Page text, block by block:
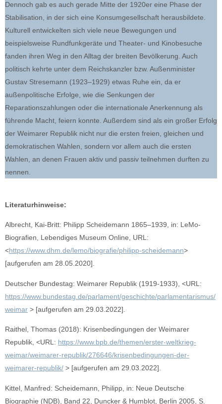
Dennoch gab es auch gerade Mitte der 1920er eine Phase der
Stabilisation, in der sich eine Konsumgesellschaft herausbildete.
Kulturell entwickelten sich viele neue Bewegungen und
beispielsweise Rundfunkgeräte und Theater- und Kinobesuche
fanden ihren Weg in den Alltag der breiten Bevölkerung. Auch
politisch kehrte unter dem Reichskanzler bzw. Außenminister
Gustav Stresemann (1923–1929) etwas Ruhe ein, da er
außenpolitische Erfolge, wie die Senkungen der
Reparationszahlungen oder die internationale Anerkennung als
führende Macht, feiern konnte. Außerdem sind als ein großer Erfolg
der Weimarer Republik nicht nur die ersten freien, gleichen und
demokratischen Wahlen, sondern vor allem auch die ersten
Wahlen, an denen Frauen aktiv und passiv teilnehmen durften zu
nennen.
Literaturhinweise:
Albrecht, Kai-Britt: Philipp Scheidemann 1865–1939, in: LeMo-
Biografien, Lebendiges Museum Online, URL:
<https://www.dhm.de/lemo/biografie/philipp-scheidemann>
[aufgerufen am 28.05.2020].
Deutscher Bundestag: Weimarer Republik (1919-1933), <URL:
https://www.bundestag.de/parlament/geschichte/parlamentarismus/
weimar > [aufgerufen am 29.03.2022].
Raithel, Thomas (2018): Krisenbedingungen der Weimarer
Republik, <URL: https://www.bpb.de/themen/erster-weltkrieg-
weimar/weimarer-republik/276646/krisenbedingungen-der-
weimarer-republik/ > [aufgerufen am 29.03.2022].
Kittel, Manfred: Scheidemann, Philipp, in: Neue Deutsche
Biographie (NDB), Band 22, Duncker & Humblot, Berlin 2005, S.